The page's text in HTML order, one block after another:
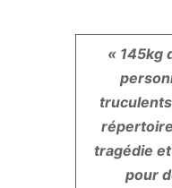
« 145kg
tragédie
pour